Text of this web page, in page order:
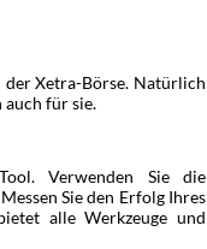
Xetra-Börse. Natürlich
für sie.
Verwenden Sie die
Sie den Erfolg Ihres
alle Werkzeuge und